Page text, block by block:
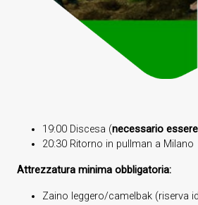
19:00 Discesa (necessario
20:30 Ritorno in pullman a Milano
Attrezzatura minima obbligatoria:
Zaino leggero/camelbak (riserva